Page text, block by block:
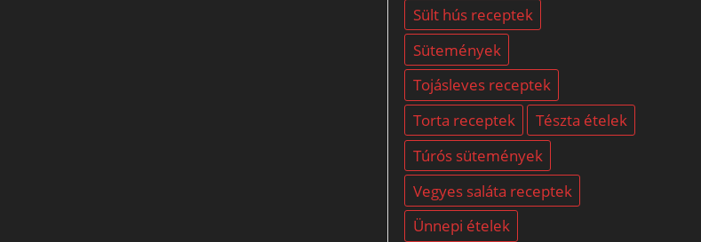
Sült hús receptek
Sütemények
Tojásleves receptek
Torta receptek
Tészta ételek
Túrós sütemények
Vegyes saláta receptek
Ünnepi ételek